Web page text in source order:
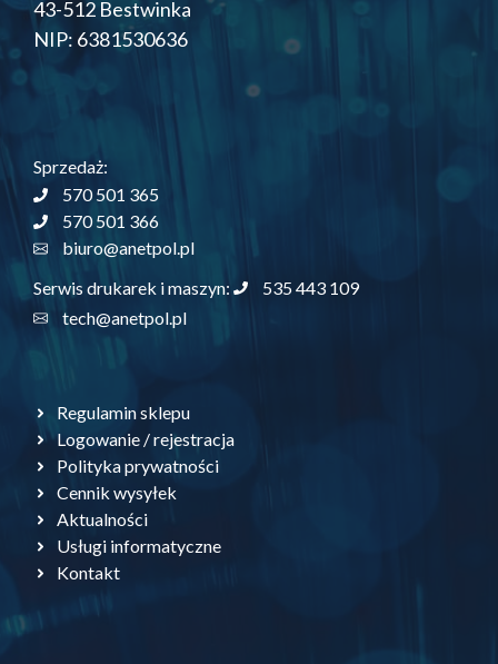
43-512 Bestwinka
NIP: 6381530636
Sprzedaż:
570 501 365
570 501 366
biuro@anetpol.pl
Serwis drukarek i maszyn:
535 443 109
tech@anetpol.pl
Regulamin sklepu
Logowanie / rejestracja
Polityka prywatności
Cennik wysyłek
Aktualności
Usługi informatyczne
Kontakt